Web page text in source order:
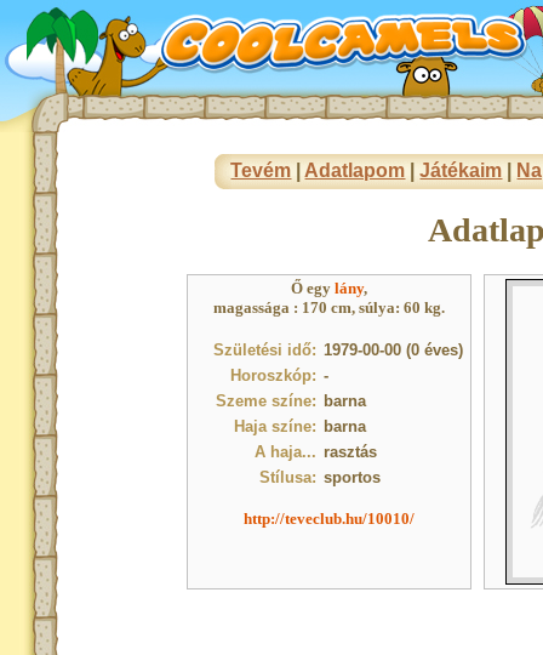
Tevém Adatlapom |Játékaim
Ő egy lány,
magassága : 170 cm, súlya: 60 kg.
Születési idő: 1979-00-00 (0 éves)
Horoszkóp: -
Szeme színe: barna
Haja színe: barna
A haja... rasztás
Stílusa: sportos
http://teveclub.hu/10010/